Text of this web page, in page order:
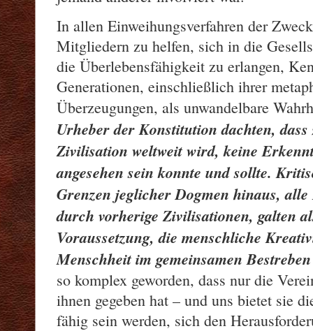
In allen Einweihungsverfahren der
Mitgliedern zu helfen, sich in die
die Überlebensfähigkeit zu erlangen,
Generationen, einschließlich ihrer
Überzeugungen, als unwandelbare
Urheber der Konstitution dachten,
Zivilisation weltweit wird, keine
angesehen sein konnte und sollte.
Grenzen jeglicher Dogmen hinaus, alle
durch vorherige Zivilisationen, galten
Voraussetzung, die menschliche
Menschheit im gemeinsamen
so komplex geworden, dass nur die
ihnen gegeben hat – und uns bietet sie
fähig sein werden, sich den